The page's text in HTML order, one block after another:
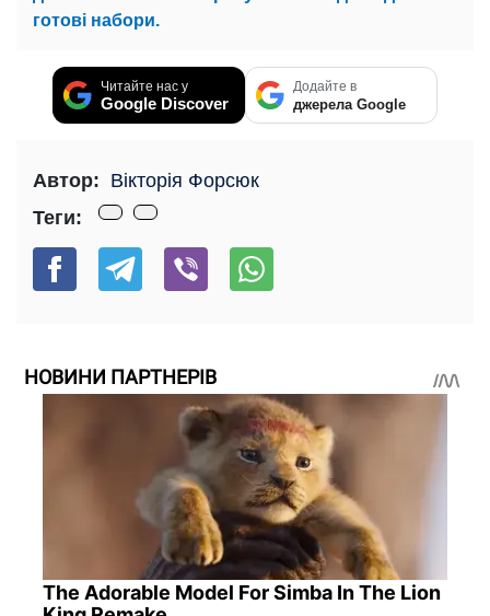
готові набори.
Читайте нас у
Google Discover
Додайте в
джерела Google
Автор: Вікторія Форсюк
Теги:
НОВИНИ ПАРТНЕРІВ
The Adorable Model For Simba In The Lion